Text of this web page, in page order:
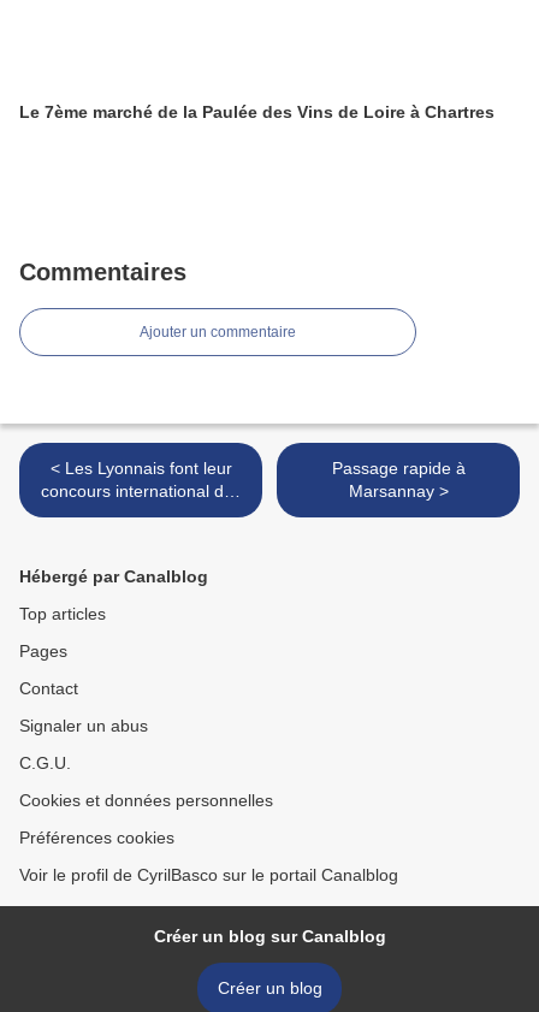
Le 7ème marché de la Paulée des Vins de Loire à Chartres
Commentaires
Ajouter un commentaire
< Les Lyonnais font leur
concours international des
vins
Passage rapide à
Marsannay >
Hébergé par Canalblog
Top articles
Pages
Contact
Signaler un abus
C.G.U.
Cookies et données personnelles
Préférences cookies
Voir le profil de CyrilBasco sur le portail Canalblog
Créer un blog sur Canalblog
Créer un blog